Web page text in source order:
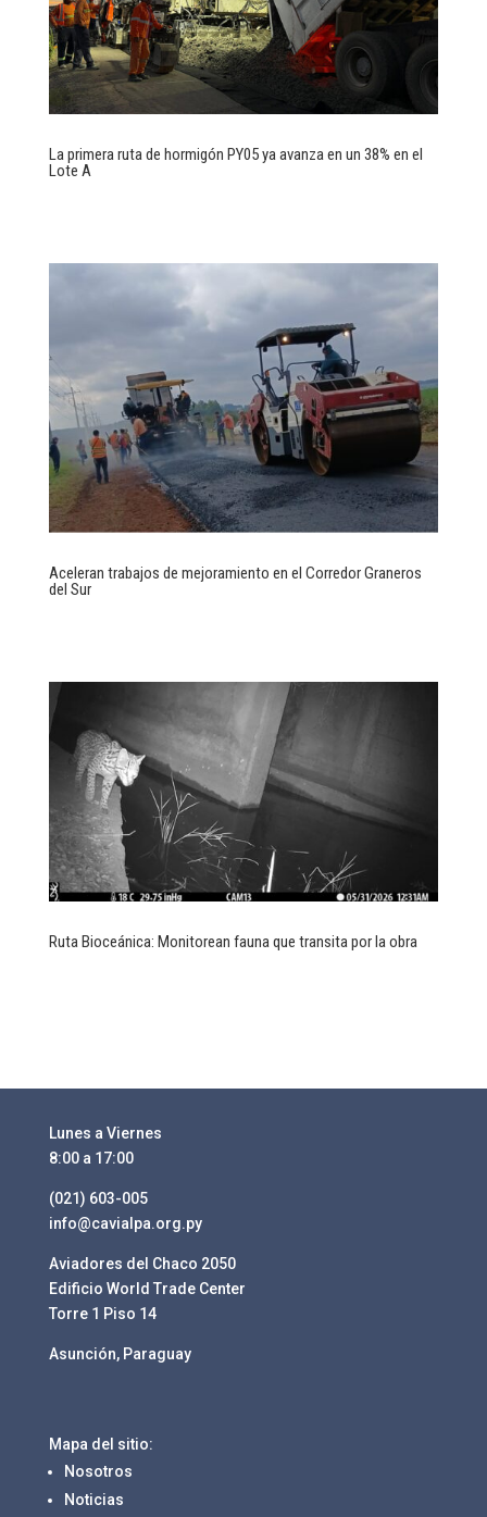
La primera ruta de hormigón PY05 ya avanza en un 38% en el
Lote A
Aceleran trabajos de mejoramiento en el Corredor Graneros
del Sur
Ruta Bioceánica: Monitorean fauna que transita por la obra
Lunes a Viernes
8:00 a 17:00
(021) 603-005
info@cavialpa.org.py
Aviadores del Chaco 2050
Edificio World Trade Center
Torre 1 Piso 14
Asunción, Paraguay
Mapa del sitio:
Nosotros
Noticias